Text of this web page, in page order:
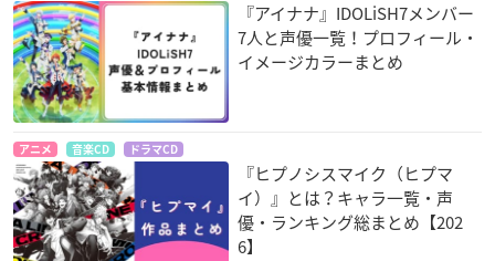
奴隷区 The Animati
on
港タキオ
アイドリッシュセブ
二階堂大和
アイドルマスター Si
deM
若里春名
『アイナナ』IDOLiSH7メンバー
7人と声優一覧！プロフィール・
イメージカラーまとめ
アニメ 音楽CD ドラマCD
『ヒプノシスマイク（ヒプマ
イ）』とは？キャラ一覧・声
優・ランキング総まとめ【202
6】